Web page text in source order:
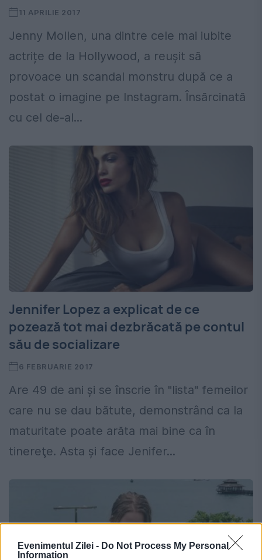
Evenimentul Zilei - Do Not Process My Personal
Information
11 APRILIE 2017
Jenny Mollen, una dintre cele mai iubite
actrițe de la Hollywood, a reușit să
provoace un scandal monstru după ce a
postat o imagine pe Instagram. Însărcinată
cu cel de-al...
Jennifer Lopez a explicat de ce
pozează tot mai dezbrăcată pe contul
său de socializare
6 FEBRUARIE 2017
Are 49 de ani şi se înscrie în "lista" femeilor
care nu se dau bătute, demonstrând ca la
maturitate poate arăta mai bine ca în
tinereţe. Asta şi face Jenifer...